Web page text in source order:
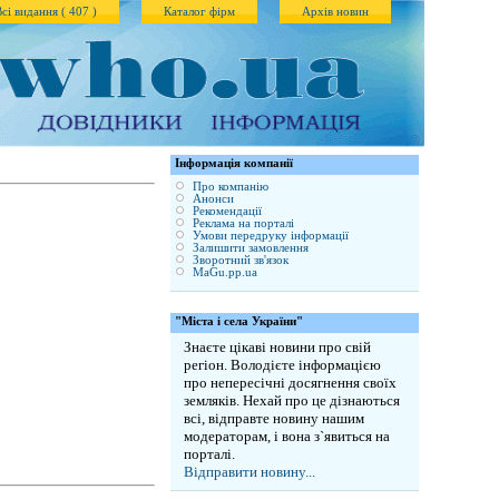
Архів новин
Каталог фірм
видання ( 407 )
Iнформація компанії
Про компанію
Анонси
Рекомендації
Реклама на порталі
Умови передруку інформації
Залишити замовлення
Зворотний зв'язок
MaGu.pp.ua
"Міста і села України"
Знаєте цікаві новини про свій
регіон. Володієте інформацією
про непересічні досягнення своїх
земляків. Нехай про це дізнаються
всі, відправте новину нашим
модераторам, і вона з`явиться на
порталі.
Відправити новину...